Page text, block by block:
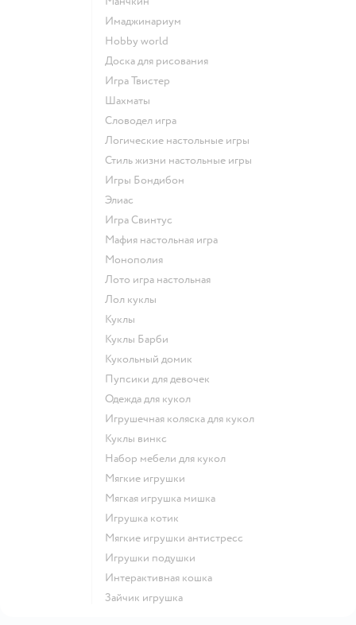
Имаджинариум
Hobby world
Доска для рисования
Игра Твистер
Шахматы
Словодел игра
Логические настольные игры
Стиль жизни настольные игры
Игры Бондибон
Элиас
Игра Свинтус
Мафия настольная игра
Монополия
Лото игра настольная
Лол куклы
Куклы
Куклы Барби
Кукольный домик
Пупсики для девочек
Одежда для кукол
Игрушечная коляска для кукол
Куклы винкс
Набор мебели для кукол
Мягкие игрушки
Мягкая игрушка мишка
Игрушка котик
Мягкие игрушки антистресс
Игрушки подушки
Интерактивная кошка
Зайчик игрушка